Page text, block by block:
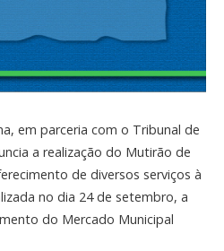
em parceria com o Tribunal de
a realização do Mutirão de
de diversos serviços à
no dia 24 de setembro, a
do Mercado Municipal